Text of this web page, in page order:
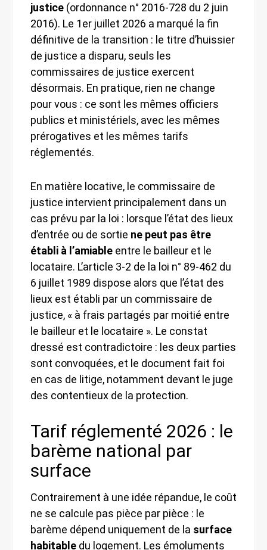
justice (ordonnance n° 2016-728 du 2 juin
2016). Le 1er juillet 2026 a marqué la fin
définitive de la transition : le titre d’huissier
de justice a disparu, seuls les
commissaires de justice exercent
désormais. En pratique, rien ne change
pour vous : ce sont les mêmes officiers
publics et ministériels, avec les mêmes
prérogatives et les mêmes tarifs
réglementés.
En matière locative, le commissaire de
justice intervient principalement dans un
cas prévu par la loi : lorsque l’état des lieux
d’entrée ou de sortie ne peut pas être
établi à l’amiable entre le bailleur et le
locataire. L’article 3-2 de la loi n° 89-462 du
6 juillet 1989 dispose alors que l’état des
lieux est établi par un commissaire de
justice, « à frais partagés par moitié entre
le bailleur et le locataire ». Le constat
dressé est contradictoire : les deux parties
sont convoquées, et le document fait foi
en cas de litige, notamment devant le juge
des contentieux de la protection.
Tarif réglementé 2026 : le
barème national par
surface
Contrairement à une idée répandue, le coût
ne se calcule pas pièce par pièce : le
barème dépend uniquement de la surface
habitable du logement. Les émoluments